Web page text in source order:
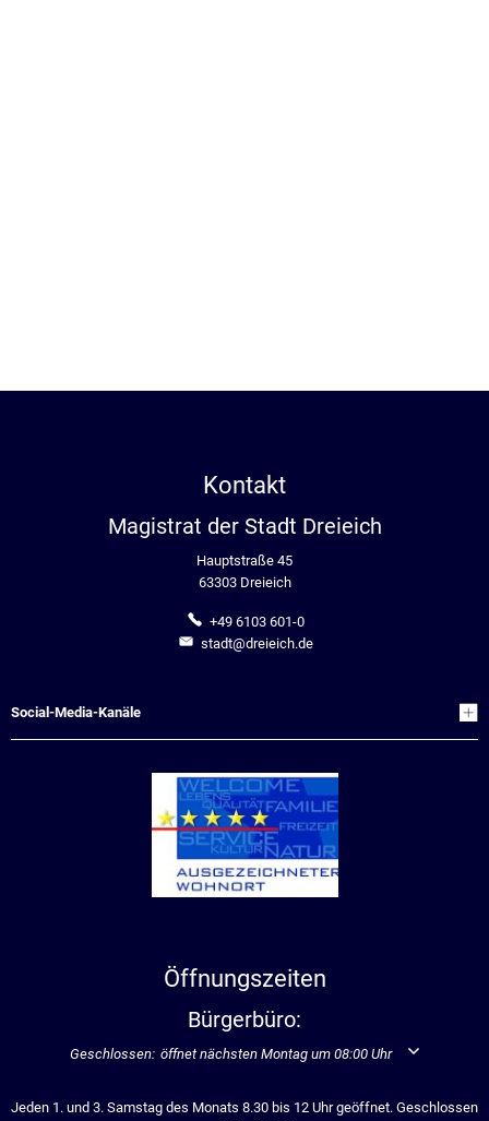
Kontakt
Magistrat der Stadt Dreieich
Hauptstraße 45
63303 Dreieich
+49 6103 601-0
stadt@dreieich.de
Social-Media-Kanäle
Öffnungszeiten
Bürgerbüro:
Klicken, um weitere Öffnungs- oder Schließzeiten auszublenden
Geschlossen: öffnet nächsten Montag um 08:00 Uhr
Jeden 1. und 3. Samstag des Monats 8.30 bis 12 Uhr geöffnet. Geschlossen